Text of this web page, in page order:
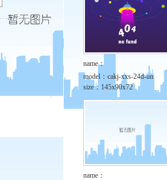
name：
model： cakj-xxs-24d-un
size： 145x90x72
name：